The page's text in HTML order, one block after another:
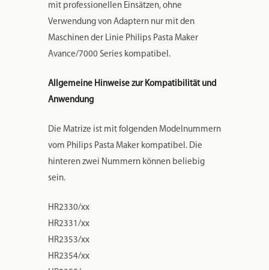
mit professionellen Einsätzen, ohne
Verwendung von Adaptern nur mit den
Maschinen der Linie Philips Pasta Maker
Avance/7000 Series kompatibel.
Allgemeine Hinweise zur Kompatibilität und
Anwendung
Die Matrize ist mit folgenden Modelnummern
vom Philips Pasta Maker kompatibel. Die
hinteren zwei Nummern können beliebig
sein.
HR2330/xx
HR2331/xx
HR2353/xx
HR2354/xx